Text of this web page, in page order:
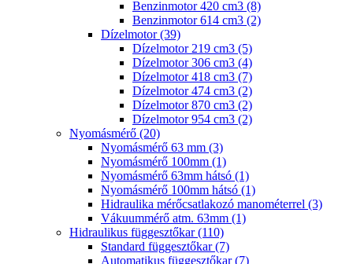
Benzinmotor 420 cm3 (8)
Benzinmotor 614 cm3 (2)
Dízelmotor (39)
Dízelmotor 219 cm3 (5)
Dízelmotor 306 cm3 (4)
Dízelmotor 418 cm3 (7)
Dízelmotor 474 cm3 (2)
Dízelmotor 870 cm3 (2)
Dízelmotor 954 cm3 (2)
Nyomásmérő (20)
Nyomásmérő 63 mm (3)
Nyomásmérő 100mm (1)
Nyomásmérő 63mm hátsó (1)
Nyomásmérő 100mm hátsó (1)
Hidraulika mérőcsatlakozó manométerrel (3)
Vákuummérő atm. 63mm (1)
Hidraulikus függesztőkar (110)
Standard függesztőkar (7)
Automatikus függesztőkar (7)